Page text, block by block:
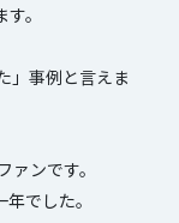
。
」事例と言えま
ンです。
でした。